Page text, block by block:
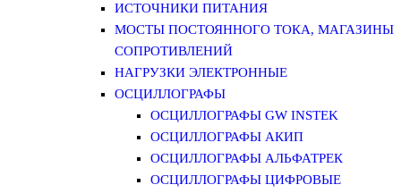
ИСТОЧНИКИ ПИТАНИЯ
МОСТЫ ПОСТОЯННОГО ТОКА, МАГАЗИНЫ
СОПРОТИВЛЕНИЙ
НАГРУЗКИ ЭЛЕКТРОННЫЕ
ОСЦИЛЛОГРАФЫ
ОСЦИЛЛОГРАФЫ GW INSTEK
ОСЦИЛЛОГРАФЫ АКИП
ОСЦИЛЛОГРАФЫ АЛЬФАТРЕК
ОСЦИЛЛОГРАФЫ ЦИФРОВЫЕ